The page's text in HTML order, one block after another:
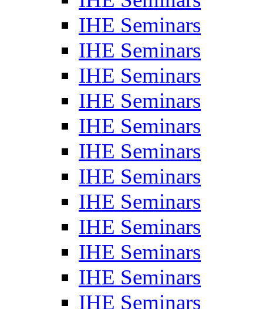
IHE Seminars
IHE Seminars
IHE Seminars
IHE Seminars
IHE Seminars
IHE Seminars
IHE Seminars
IHE Seminars
IHE Seminars
IHE Seminars
IHE Seminars
IHE Seminars